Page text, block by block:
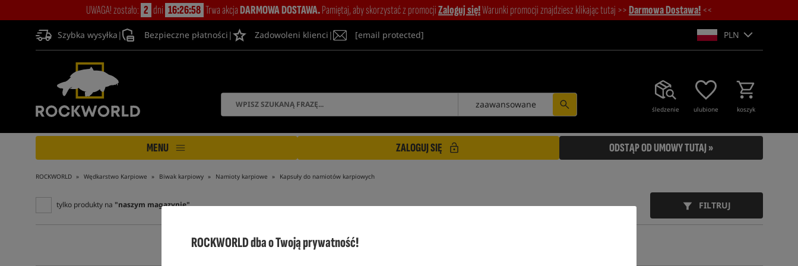
ROCKWORLD dba o Twoją prywatność!
UWAGA! zostało: 2 dni 16:26:57 Trwa akcjaDARMOWA DOSTAWA.Pamiętaj, aby skorzystać z promocjiZaloguj się!Warunki promocji znajdziesz klikając tutaj >>Darmowa Dostawa! <<
Szybka wysyłka | Bezpieczne płatności | Zadowoleni klienci | [email protected] PLN
śledzenie ulubione koszyk
zaawansowane
MENU ZALOGUJ SIĘ ODSTĄP OD UMOWY TUTAJ »
ROCKWORLD Wędkarstwo Karpiowe Biwak karpiowy Namioty karpiowe Kapsuły do namiotów karpiowych
tylko produkty na "naszym magazynie" FILTRUJ
KAPSUŁY DO NAMIOTÓW KARPIOWYCH